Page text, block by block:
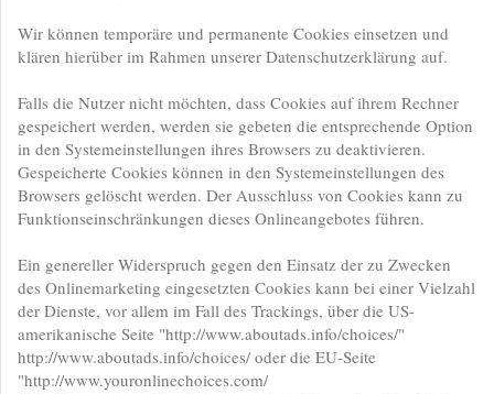
Wir können temporäre und permanente Cookies einsetzen und
klären hierüber im Rahmen unserer Datenschutzerklärung auf.
Falls die Nutzer nicht möchten, dass Cookies auf ihrem Rechner
gespeichert werden, werden sie gebeten die entsprechende Option
in den Systemeinstellungen ihres Browsers zu deaktivieren.
Gespeicherte Cookies können in den Systemeinstellungen des
Browsers gelöscht werden. Der Ausschluss von Cookies kann zu
Funktionseinschränkungen dieses Onlineangebotes führen.
Ein genereller Widerspruch gegen den Einsatz der zu Zwecken
des Onlinemarketing eingesetzten Cookies kann bei einer Vielzahl
der Dienste, vor allem im Fall des Trackings, über die US-
amerikanische Seite "http://www.aboutads.info/choices/"
http://www.aboutads.info/choices/ oder die EU-Seite
"http://www.youronlinechoices.com/